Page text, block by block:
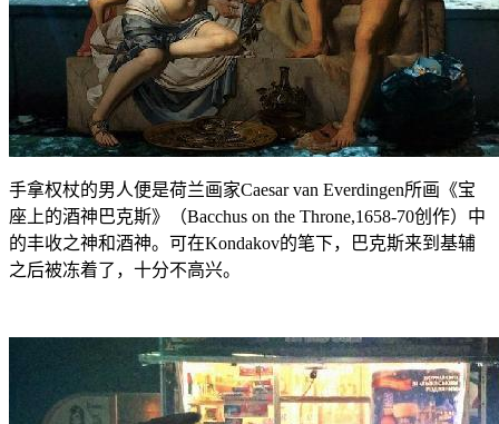
手拿权杖的男人便是荷兰画家Caesar van Everdingen所画《宝
座上的酒神巴克斯》（Bacchus on the Throne,1658-70创作）中
的丰收之神和酒神。可在Kondakov的笔下，巴克斯来到基辅
之后被冻着了，十分不高兴。